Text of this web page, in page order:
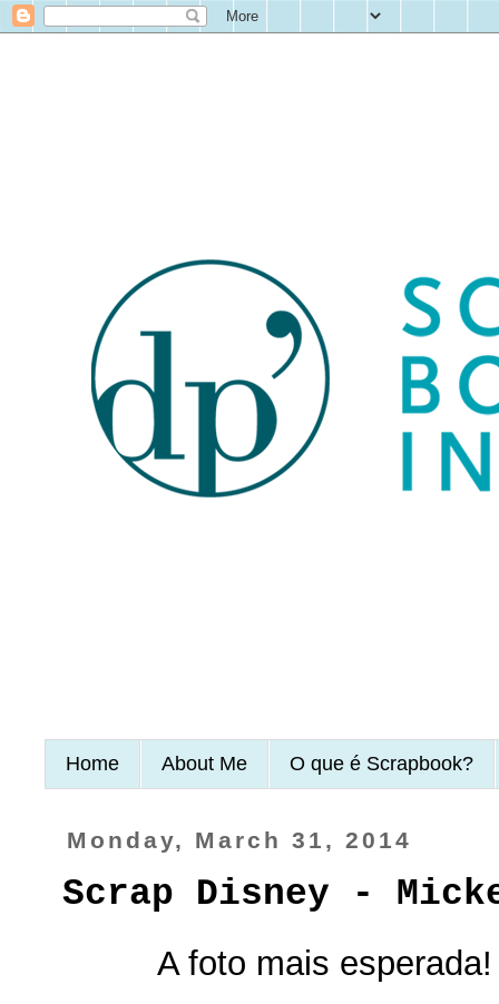
Home About Me O que é Scrapbook?
Monday, March 31, 2014
Scrap Disney -
A foto mais